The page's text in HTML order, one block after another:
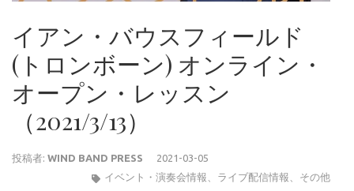
イアン・バウスフィールド
(トロンボーン) オンライン・
オープン・レッスン
（2021/3/13）
投稿者: WIND BAND PRESS
2021-03-05
イベント・演奏会情報
ライブ配信情報 その他